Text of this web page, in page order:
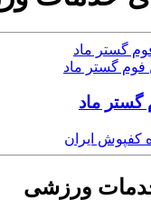
ماد
کفپوش ایران
ورزشی